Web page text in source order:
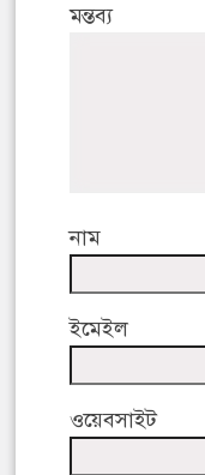
মন্তব্য
নাম
ইমেইল
ওয়েবসাইট